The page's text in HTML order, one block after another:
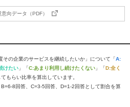
意向データ（PDF）
の企業のサービスを継続したいか」について「A:
けたい 」「C:あまり利用し続けたくない 」「D:全く
もらい比率を算出しています。
8回答、C=3-5回答、D=1-2回答として割合を算